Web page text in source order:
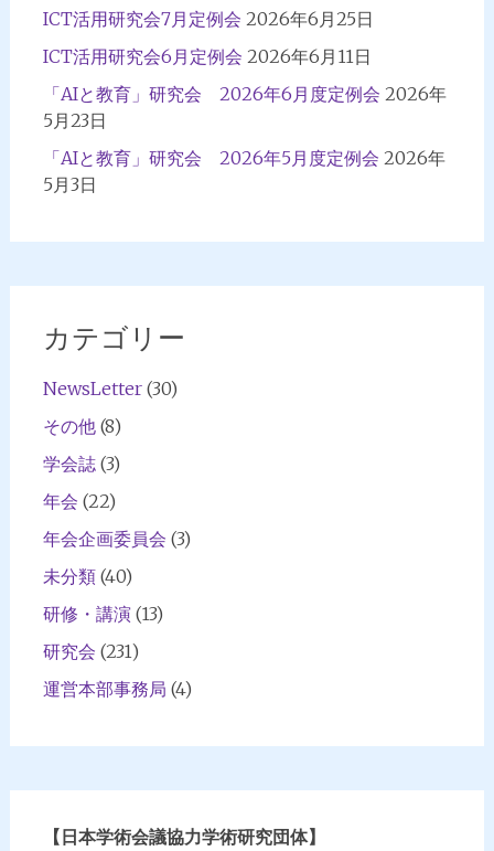
ICT活用研究会7月定例会 2026年6月25日
ICT活用研究会6月定例会 2026年6月11日
「AIと教育」研究会 2026年6月度定例会 2026年
5月23日
「AIと教育」研究会 2026年5月度定例会 2026年
5月3日
カテゴリー
NewsLetter(30)
その他(8)
学会誌(3)
年会 (22)
年会企画委員会 (3)
未分類(40)
研修・講演(13)
研究会 (231)
運営本部事務局 (4)
【日本学術会議協力学術研究団体】